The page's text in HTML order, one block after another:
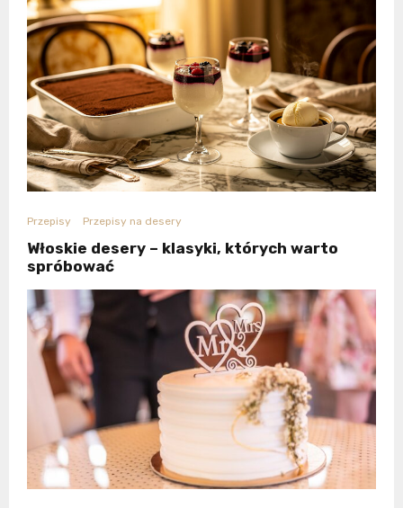
Przepisy Przepisy na desery
Włoskie desery – klasyki, których warto
spróbować